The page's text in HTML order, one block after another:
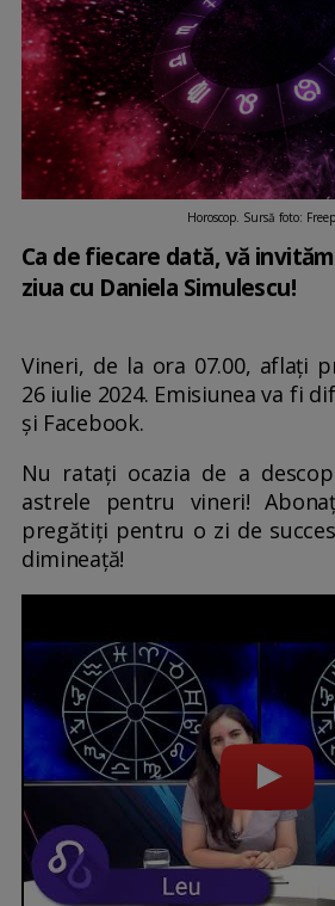
Horoscop. Sursă foto:
Ca de fiecare dată, vă
ziua cu Daniela Simulescu!
Vineri, de la ora 07.00, aflați
26 iulie 2024. Emisiunea va fi
și Facebook.
Nu ratați ocazia de a
astrele pentru vineri!
pregătiți pentru o zi de
dimineață!